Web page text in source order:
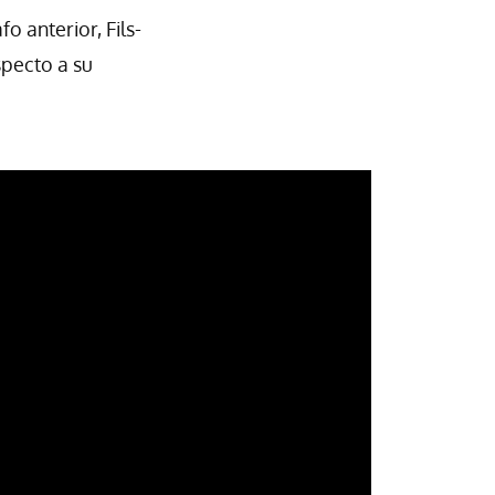
anterior, Fils-
a su